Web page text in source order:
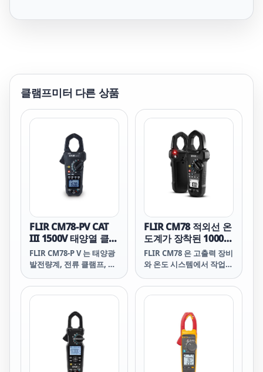
클램프미터 다른 상품
FLIR CM78-PV CAT
III 1500V 태양열 클램
프 미터
FLIR CM78-P V 는 태양광
발전량계, 전류 클램프, 적
의 신뢰할 수 있는 도구에
결합하여 태양광 설비의 검
사, 유지보수 및 문제 해결
을 더욱 빠르고 효율적으로
수행할 수 있도록 해줍니
FLIR CM78 적외선 온
도계가 장착된 1000
Amp 클램프
FLIR CM78 은 고출력 장비
와 온도 시스템에서 작업하
구가 필요한 전기기술자를
위한 True RMS 산업용 클